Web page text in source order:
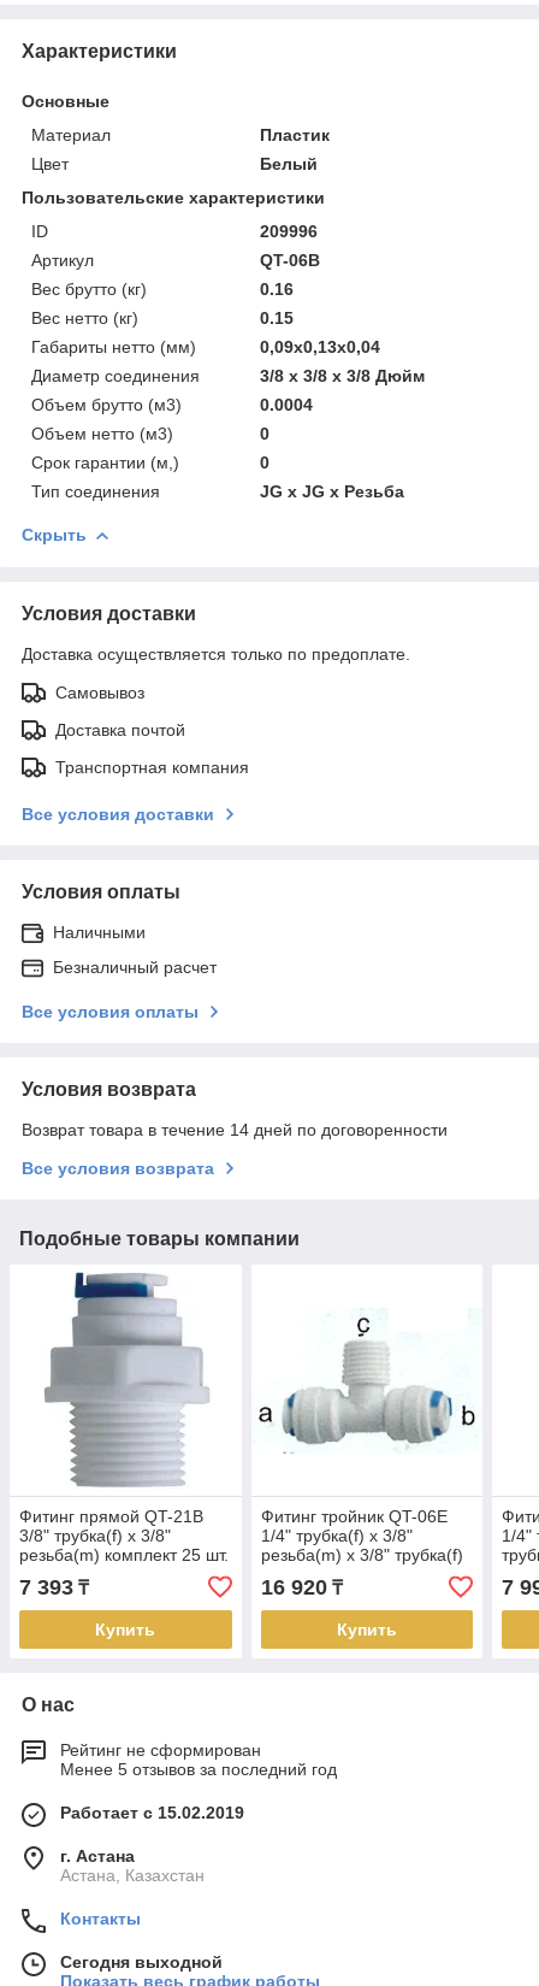
Характеристики
Основные
Материал
Пластик
Цвет
Белый
Пользовательские характеристики
ID
209996
Артикул
QT-06B
Вес брутто (кг)
0.16
Вес нетто (кг)
0.15
Габариты нетто (мм)
0,09x0,13x0,04
Диаметр соединения
3/8 х 3/8 х 3/8 Дюйм
Объем брутто (м3)
0.0004
Объем нетто (м3)
0
Срок гарантии (м,)
0
Тип соединения
JG х JG х Резьба
Скрыть
Условия доставки
Доставка осуществляется только по предоплате.
Самовывоз
Доставка почтой
Транспортная компания
Все условия доставки
Условия оплаты
Наличными
Безналичный расчет
Все условия оплаты
Условия возврата
Возврат товара в течение 14 дней по договоренности
Все условия возврата
Подобные товары компании
Фитинг прямой QT-21B
3/8" трубка(f) x 3/8"
резьба(m) комплект 25 шт.
7 393 ₸
Купить
Фитинг тройник QT-06E
1/4" трубка(f) x 3/8"
резьба(m) x 3/8" трубка(f)
комплект 25 шт.
16 920₸
Купить
1/4"
7
О нас
Рейтинг не сформирован
Менее 5 отзывов за последний год
Работает с 15.02.2019
г. Астана
Астана, Казахстан
Контакты
Сегодня выходной
Показать весь график работы